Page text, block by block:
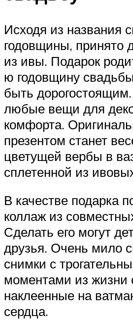
Исходя из названия
годовщины, принято
из ивы. Подарок
ю годовщину
быть
любые вещи для
комфорта.
презентом станет
цветущей вербы в
сплетенной из
В качестве подарка
коллаж из
Сделать его могут
друзья. Очень мило
снимки с
моментами из жизни
наклеенные на
сердца.